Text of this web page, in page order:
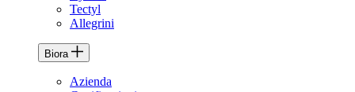
Tectyl
Allegrini
Biora
Azienda